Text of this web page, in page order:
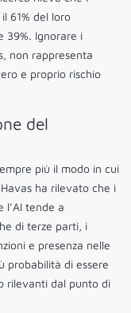
61% del loro
39%. Ignorare i
non rappresenta
e proprio rischio
del
più il modo in cui
ha rilevato che i
l’AI tende a
di terze parti, i
e presenza nelle
probabilità di essere
rilevanti dal punto di